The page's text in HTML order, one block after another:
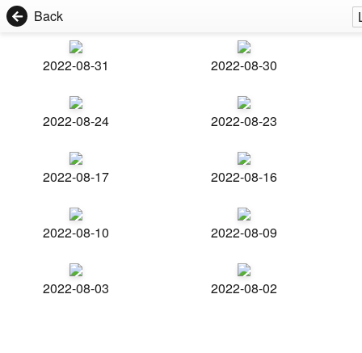
Back
2022-08-31 2022-08-30
2022-08-24 2022-08-23
2022-08-17 2022-08-16
2022-08-10 2022-08-09
2022-08-03 2022-08-02